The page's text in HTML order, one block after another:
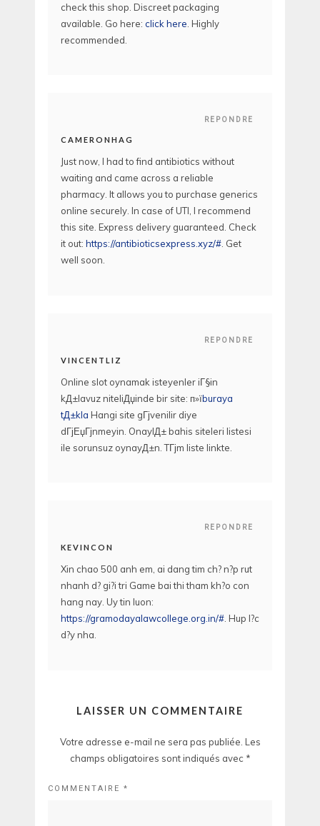
check this shop. Discreet packaging
available. Go here: click here . Highly
recommended.
REPONDRE
CAMERONHAG
Just now, I had to find antibiotics without
waiting and came across a reliable
pharmacy. It allows you to purchase generics
online securely. In case of UTI, I recommend
this site. Express delivery guaranteed. Check
it out: https://antibioticsexpress.xyz/#. Get
well soon.
REPONDRE
VINCENTLIZ
Online slot oynamak isteyenler iГ§in
kД±lavuz niteliДџinde bir site: п»їburaya
tД±kla Hangi site gГјvenilir diye
dГјЕџГјnmeyin. OnaylД± bahis siteleri listesi
ile sorunsuz oynayД±n. TГјm liste linkte.
REPONDRE
KEVINCON
Xin chao 500 anh em, ai dang tim ch? n?p rut
nhanh d? gi?i tri Game bai thi tham kh?o con
hang nay. Uy tin luon:
https://gramodayalawcollege.org.in/#. Hup l?c
d?y nha.
LAISSER UN COMMENTAIRE
Votre adresse e-mail ne sera pas publiée. Les
champs obligatoires sont indiqués avec *
COMMENTAIRE *